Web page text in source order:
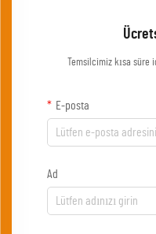
Temsilcimiz kısa
E-posta
Ad